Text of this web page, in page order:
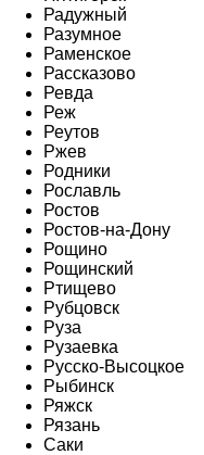
Радужный
Разумное
Раменское
Рассказово
Ревда
Реж
Реутов
Ржев
Родники
Рославль
Ростов
Ростов-на-Дону
Рощино
Рощинский
Ртищево
Рубцовск
Руза
Рузаевка
Русско-Высоцкое
Рыбинск
Ряжск
Рязань
Саки